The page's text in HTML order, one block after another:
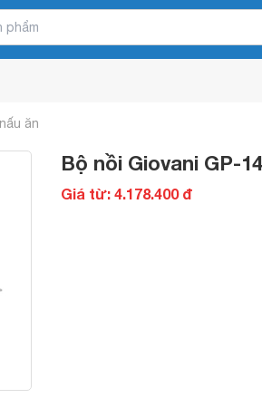
ăn
Bộ nồi Giovani GP-
Giá từ: 4.178.400 đ